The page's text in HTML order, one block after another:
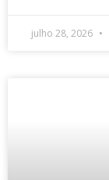
julho 28, 2026